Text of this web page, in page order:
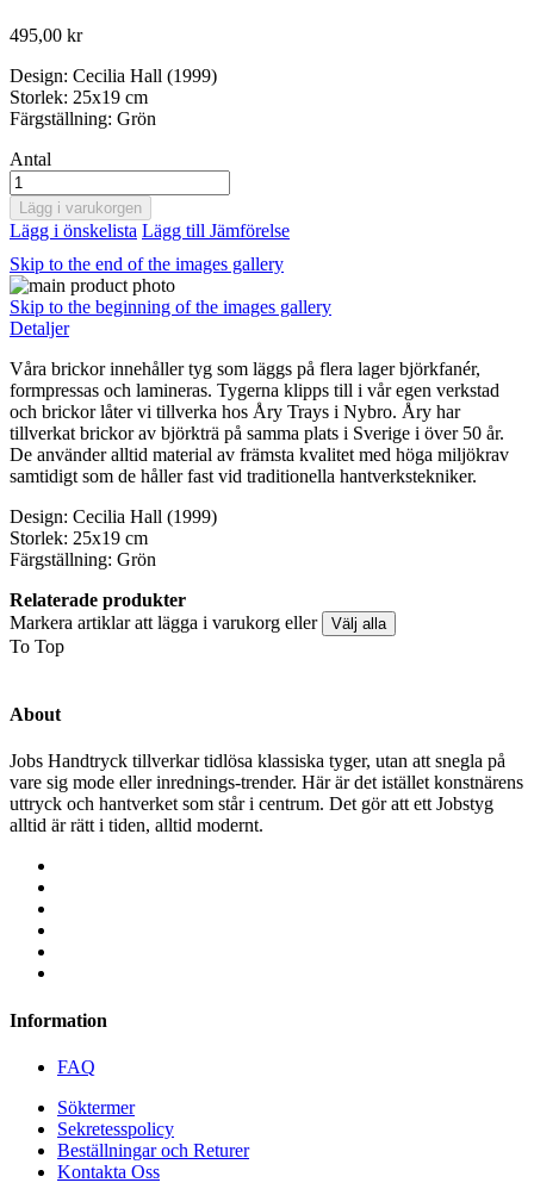
495,00 kr
Design: Cecilia Hall (1999)
Storlek: 25x19 cm
Färgställning: Grön
Antal
Lägg i varukorgen
Lägg i önskelista Lägg till Jämförelse
Skip to the end of the images gallery
Skip to the beginning of the images gallery
Detaljer
Våra brickor innehåller tyg som läggs på flera lager björkfanér,
formpressas och lamineras. Tygerna klipps till i vår egen verkstad
och brickor låter vi tillverka hos Åry Trays i Nybro. Åry har
tillverkat brickor av björkträ på samma plats i Sverige i över 50 år.
De använder alltid material av främsta kvalitet med höga miljökrav
samtidigt som de håller fast vid traditionella hantverkstekniker.
Design: Cecilia Hall (1999)
Storlek: 25x19 cm
Färgställning: Grön
Relaterade produkter
Markera artiklar att lägga i varukorg eller
Välj alla
To Top
About
Jobs Handtryck tillverkar tidlösa klassiska tyger, utan att snegla på
vare sig mode eller inrednings-trender. Här är det istället konstnärens
uttryck och hantverket som står i centrum. Det gör att ett Jobstyg
alltid är rätt i tiden, alltid modernt.
Information
FAQ
Söktermer
Sekretesspolicy
Beställningar och Returer
Kontakta Oss